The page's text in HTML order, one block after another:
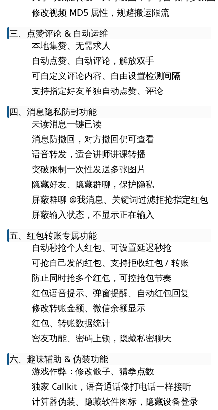
修改视频 MD5 属性，规避搬运限流
三、点赞评论 & 自动运维
本地集赞、无需求人
自动点赞、自动评论，解放双手
可自定义评论内容、自由设置检测间隔
支持指定好友单独自动点赞、评论
四、消息隐私防封功能
未读消息一键已读
消息防撤回，对方撤回仍可查看
语音转发，适合讲师讲课转播
突破限制一次性发送多张图片
隐藏好友、隐藏群聊，保护隐私
屏蔽群聊 @我消息、关键词过滤拒抢指定红包
屏蔽输入状态，不显示正在输入
五、红包转账专属功能
自动秒抢个人红包、可设置延迟秒抢
可抢自己发的红包、支持拒收红包 / 转账
防止同时抢多个红包，可控抢包节奏
红包语音提示、弹窗提醒、自动红包回复
修改转账金额、微信余额显示
红包、转账数据统计
密友功能、密码上锁，隐藏私密聊天
六、趣味辅助 & 伪装功能
游戏作弊：修改骰子、猜拳点数
独家 Callkit，语音通话像打电话一样接听
计算器伪装、隐藏软件图标，隐藏设备登录